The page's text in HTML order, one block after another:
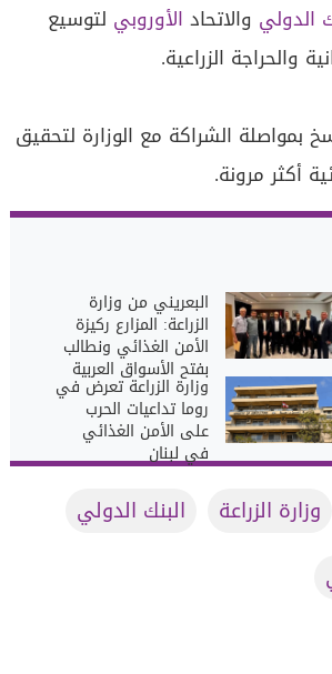
الدولي والاتحاد الأوروبي لتوسيع
والحراجة الزراعية.
بمواصلة الشراكة مع الوزارة لتحقيق
أكثر مرونة.
البعريني من وزارة
الزراعة: المزارع ركيزة
الأمن الغذائي ونطالب
بفتح الأسواق العربية
وزارة الزراعة تعرض في
روما تداعيات الحرب
على الأمن الغذائي
في لبنان
وزارة الزراعة
البنك الدولي